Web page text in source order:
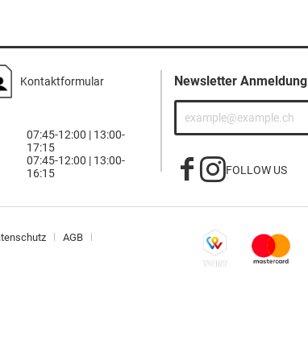
Kontaktformular
07:45-12:00 | 13:00-
17:15
07:45-12:00 | 13:00-
16:15
Newsletter Anmeldung
FOLLOW US
AGB